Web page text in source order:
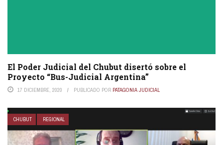
El Poder Judicial del Chubut disertó sobre el
Proyecto “Bus-Judicial Argentina”
17 DICIEMBRE, 2020 PUBLICADO POR PATAGONIA JUDICIAL
CHUBUT REGIONAL